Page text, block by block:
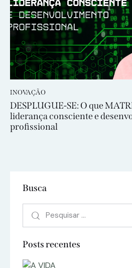
INOVAÇÃO
DESPLUGUE-SE: O que
liderança consciente e
profissional
Busca
Posts recentes